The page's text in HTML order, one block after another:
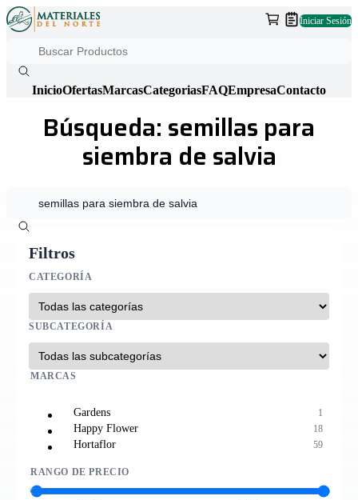
Iniciar Sesión
InicioOfertasMarcasCategoriasFAQEmpresaContacto
Búsqueda: semillas para
siembra de salvia
Filtros
CATEGORÍA
SUBCATEGORÍA
MARCAS
Gardens 1
Happy Flower 18
Hortaflor 59
RANGO DE PRECIO